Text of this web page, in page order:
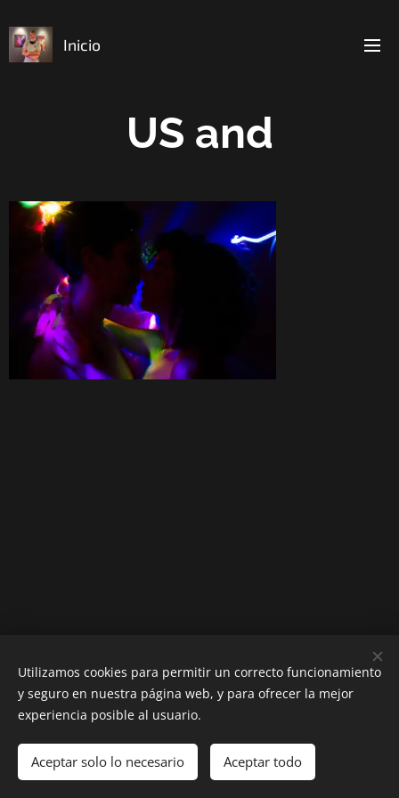
Inicio
US and
2020 Reservats tots els drets
Creado conWebnode Cookies
Idiomas
Español
English Català
Utilizamos cookies para permitir un correcto funcionamiento
y seguro en nuestra página web, y para ofrecer la mejor
experiencia posible al usuario.
Aceptar solo lo necesario Aceptar todo